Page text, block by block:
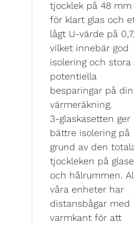
tjocklek på 48 mm
för klart glas och
lågt U-värde på 0,7,
vilket innebär god
isolering och stora
potentiella
besparingar på din
värmeräkning.
3-glaskasetten ger
bättre isolering på
grund av den
tjockleken på
och hålrummen.
våra enheter har
distansbågar med
varmkant för att